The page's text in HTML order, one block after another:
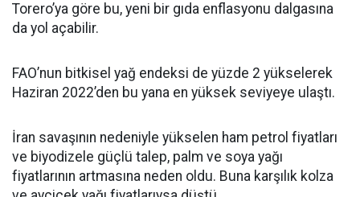
Torero’ya göre bu, yeni bir gıda enflasyonu dalgasına
da yol açabilir.
FAO’nun bitkisel yağ endeksi de yüzde 2 yükselerek
Haziran 2022’den bu yana en yüksek seviyeye ulaştı.
İran savaşının nedeniyle yükselen ham petrol fiyatları
ve biyodizele güçlü talep, palm ve soya yağı
fiyatlarının artmasına neden oldu. Buna karşılık kolza